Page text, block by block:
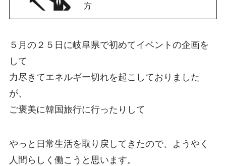
方
５月の２５日に岐阜県で初めてイベントの企画を
して
力尽きてエネルギー切れを起こしておりました
が、
ご褒美に韓国旅行に行ったりして
やっと日常生活を取り戻してきたので、ようやく
人間らしく働こうと思います。